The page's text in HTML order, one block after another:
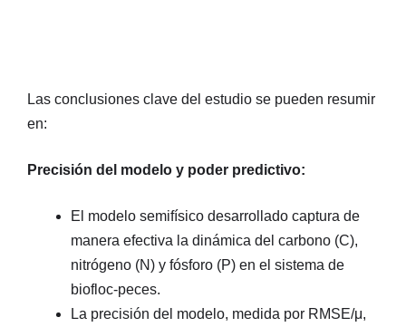
Las conclusiones clave del estudio se pueden resumir
en:
Precisión del modelo y poder predictivo:
El modelo semifísico desarrollado captura de
manera efectiva la dinámica del carbono (C),
nitrógeno (N) y fósforo (P) en el sistema de
biofloc-peces.
La precisión del modelo, medida por RMSE/μ,